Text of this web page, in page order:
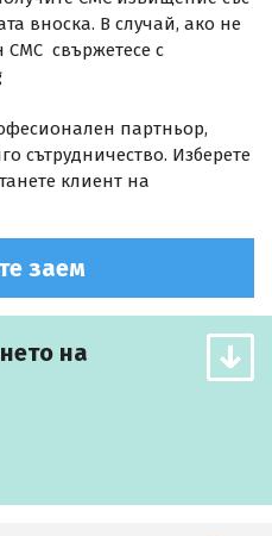
вноска. В случай, ако не
СМС свържетесе с
партньор,
сътрудничество. Изберете
клиент на
заем
на